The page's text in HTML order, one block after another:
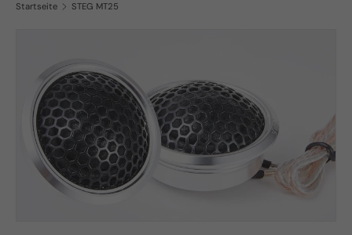
Startseite STEG MT25